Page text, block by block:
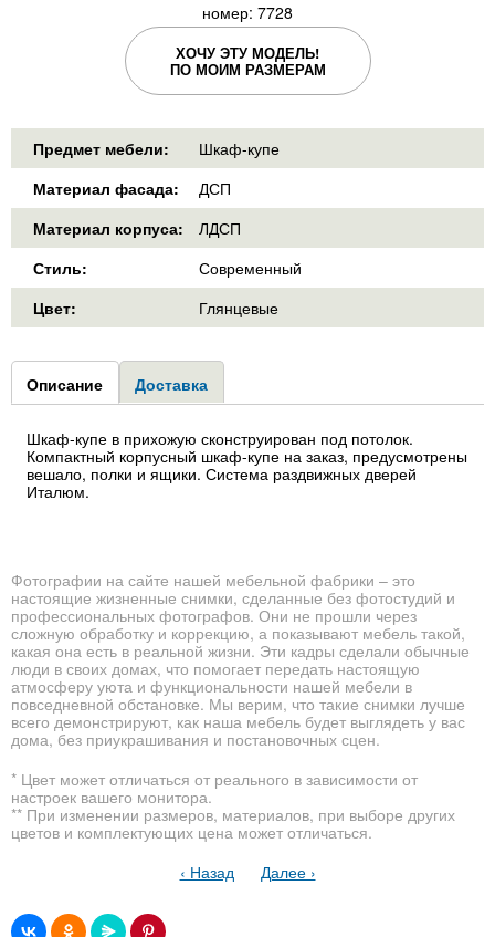
номер: 7728
ХОЧУ ЭТУ МОДЕЛЬ!
ПО МОИМ РАЗМЕРАМ
Предмет мебели:
Шкаф-купе
Материал фасада:
ДСП
Материал корпуса:
ЛДСП
Стиль:
Современный
Цвет:
Глянцевые
Group1
Описание (активная
вкладка)
Доставка
Шкаф-купе в прихожую сконструирован под потолок.
Компактный корпусный шкаф-купе на заказ, предусмотрены
вешало, полки и ящики. Система раздвижных дверей
Италюм.
Фотографии на сайте нашей мебельной фабрики – это
настоящие жизненные снимки, сделанные без фотостудий и
профессиональных фотографов. Они не прошли через
сложную обработку и коррекцию, а показывают мебель такой,
какая она есть в реальной жизни. Эти кадры сделали обычные
люди в своих домах, что помогает передать настоящую
атмосферу уюта и функциональности нашей мебели в
повседневной обстановке. Мы верим, что такие снимки лучше
всего демонстрируют, как наша мебель будет выглядеть у вас
дома, без приукрашивания и постановочных сцен.
* Цвет может отличаться от реального в зависимости от
настроек вашего монитора.
** При изменении размеров, материалов, при выборе других
цветов и комплектующих цена может отличаться.
‹ Назад
Далее ›